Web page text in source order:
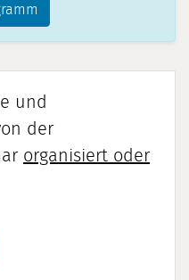
und
der
organisiert oder